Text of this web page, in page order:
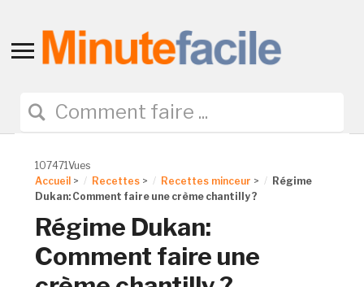
Toggle
navigation
107471Vues
Accueil > Recettes > Recettes minceur >
Régime
Dukan: Comment faire une crème chantilly ?
Régime Dukan:
Comment faire une